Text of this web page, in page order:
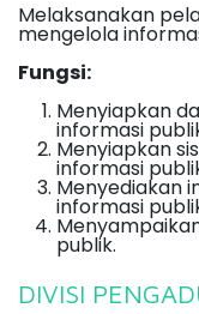
Melaksanakan
mengelola
Fungsi:
Menyiapkan
informasi
Menyiapkan
informasi
Menyediakan
informasi
publik.
DIVISI